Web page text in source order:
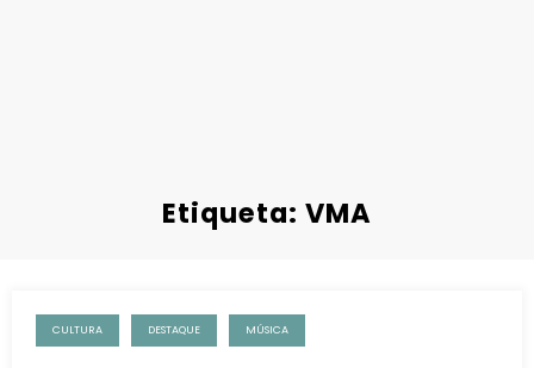
Etiqueta: VMA
CULTURA DESTAQUE MÚSICA